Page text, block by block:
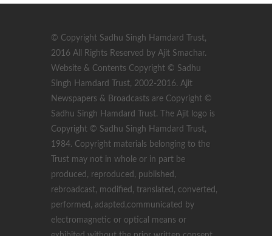
© Copyright Sadhu Singh Hamdard Trust,
2016 All Rights Reserved by Ajit Smachar.
Website & Contents Copyright © Sadhu
Singh Hamdard Trust, 2002-2016. Ajit
Newspapers & Broadcasts are Copyright ©
Sadhu Singh Hamdard Trust. The Ajit logo is
Copyright © Sadhu Singh Hamdard Trust,
1984. Copyright materials belonging to the
Trust may not in whole or in part be
produced, reproduced, published,
rebroadcast, modified, translated, converted,
performed, adapted,communicated by
electromagnetic or optical means or